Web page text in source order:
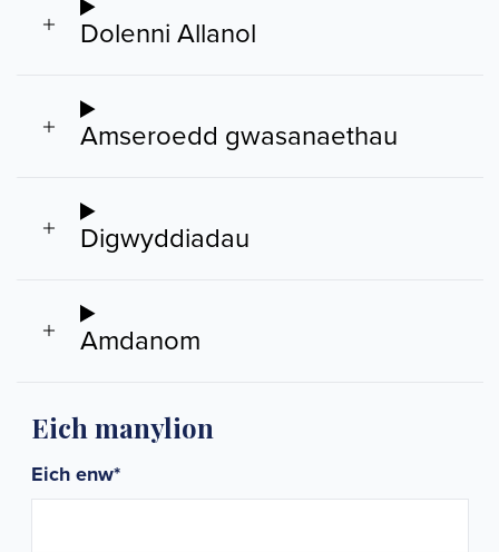
Dolenni Allanol
Amseroedd gwasanaethau
Digwyddiadau
Amdanom
Eich manylion
Eich enw*